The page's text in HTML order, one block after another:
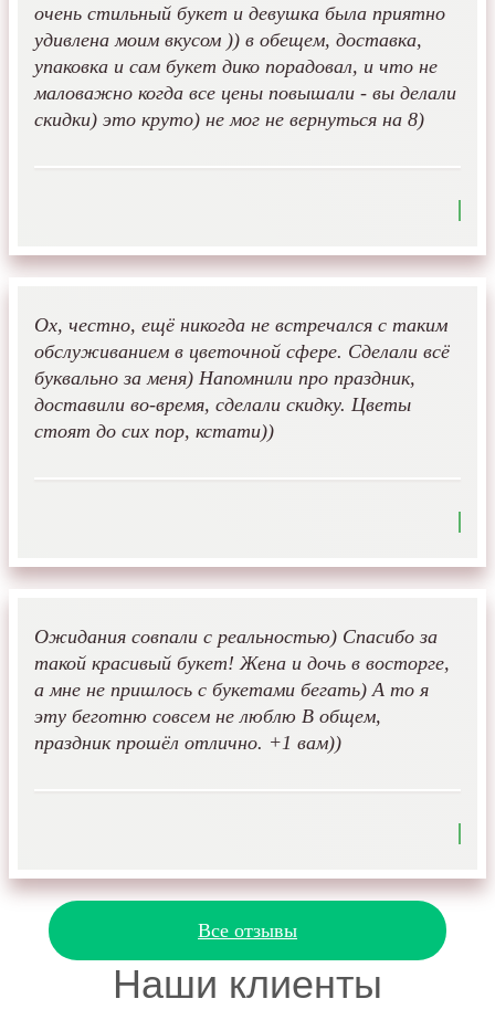
очень стильный букет и девушка была приятно
удивлена моим вкусом )) в обещем, доставка,
упаковка и сам букет дико порадовал, и что не
маловажно когда все цены повышали - вы делали
скидки) это круто) не мог не вернуться на 8)
Ох, честно, ещё никогда не встречался с таким
обслуживанием в цветочной сфере. Сделали всё
буквально за меня) Напомнили про праздник,
доставили во-время, сделали скидку. Цветы
стоят до сих пор, кстати))
Ожидания совпали с реальностью) Спасибо за
такой красивый букет! Жена и дочь в восторге,
а мне не пришлось с букетами бегать) А то я
эту беготню совсем не люблю В общем,
праздник прошёл отлично. +1 вам))
Все отзывы
Наши клиенты